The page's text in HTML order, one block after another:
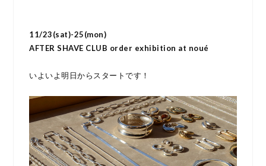
11/23(sat)-25(mon)
AFTER SHAVE CLUB order exhibition at noué
いよいよ明日からスタートです！